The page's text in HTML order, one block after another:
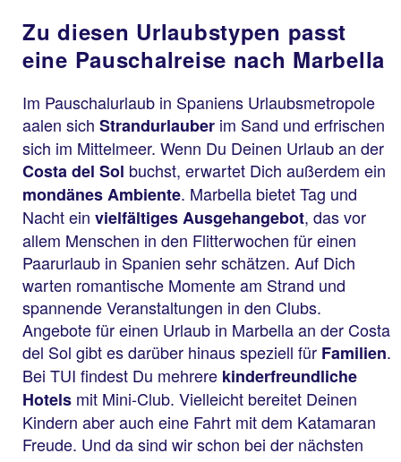
Zu diesen Urlaubstypen passt
eine Pauschalreise nach Marbella
Im Pauschalurlaub in Spaniens Urlaubsmetropole
aalen sich Strandurlauber im Sand und erfrischen
sich im Mittelmeer. Wenn Du Deinen Urlaub an der
Costa del Sol buchst, erwartet Dich außerdem ein
mondänes Ambiente. Marbella bietet Tag und
Nacht ein vielfältigesAusgehangebot, das vor
allem Menschen in den Flitterwochen für einen
Paarurlaub in Spanien sehr schätzen. Auf Dich
warten romantische Momente am Strand und
spannende Veranstaltungen in den Clubs.
Angebote für einen Urlaub in Marbella an der Costa
del Sol gibt es darüber hinaus speziell für Familien.
Bei TUI findest Du mehrere kinderfreundliche
Hotels mit Mini-Club. Vielleicht bereitet Deinen
Kindern aber auch eine Fahrt mit dem Katamaran
Freude. Und da sind wir schon bei der nächsten